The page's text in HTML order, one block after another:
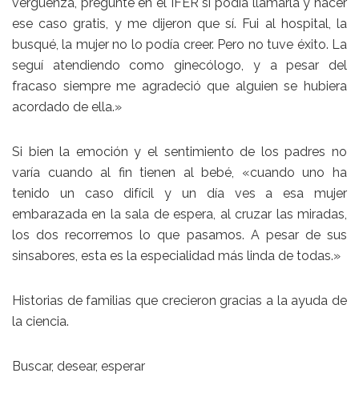
ese caso gratis, y me dijeron que sí. Fui al hospital, la
busqué, la mujer no lo podía creer. Pero no tuve éxito. La
seguí atendiendo como ginecólogo, y a pesar del
fracaso siempre me agradeció que alguien se hubiera
acordado de ella.»
Si bien la emoción y el sentimiento de los padres no
varía cuando al fin tienen al bebé, «cuando uno ha
tenido un caso difícil y un día ves a esa mujer
embarazada en la sala de espera, al cruzar las miradas,
los dos recorremos lo que pasamos. A pesar de sus
sinsabores, esta es la especialidad más linda de todas.»
Historias de familias que crecieron gracias a la ayuda de
la ciencia.
Buscar, desear, esperar